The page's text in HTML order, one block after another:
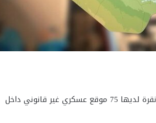
اكد القيادي في الاطار التنسيقي عدي عبد الهادي، السبت، بان انقرة لديها 75 موقع عسكري غير قانوني داخل